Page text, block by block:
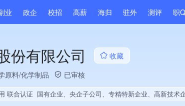
业 政企 校招 高薪 海归 驻外 测评 职Q
份有限公司
收藏
原料/化学制品 已审核
联合认证 国有企业、央企子公司、专精特新企业、高新技术企业、省级企业技术中心、省级工程技术研究中心、省级博士后创新实践基地、政府供应商、上市企业供应商、国企供应商、战略性新兴领域创新能力、绝对控股4家公司、旗下品牌同行前5%、A级纳税人、劳动保障诚信A级、知名品牌供应商、多产业布局、拥有节能环保技术、拥有自主品牌、拥有发明专利、专利授权